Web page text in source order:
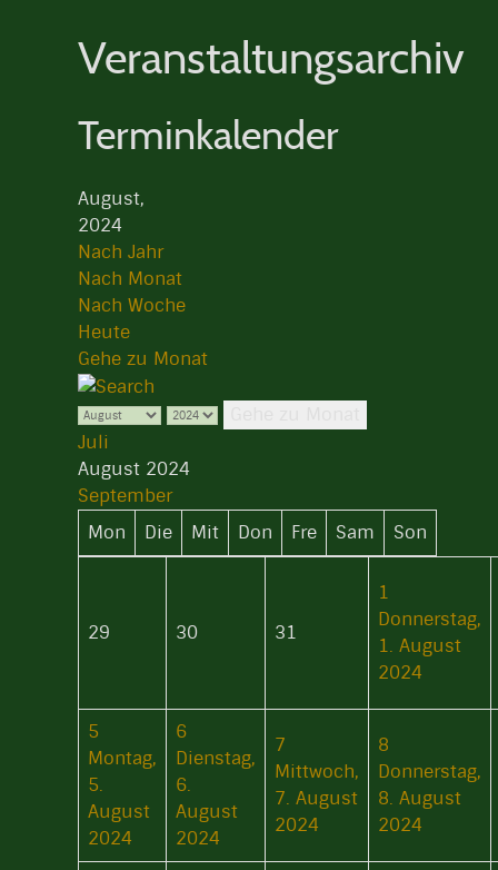
Veranstaltungsarchiv
Terminkalender
August,
2024
Nach Jahr
Nach Monat
Nach Woche
Heute
Gehe zu Monat
Juli
August 2024
September
Mon
Die Mit Don Fre Sam Son
29 30 31
1
Donnerstag,
1. August
2024
5
Montag,
5.
August
2024
6
Dienstag,
6.
August
2024
7
Mittwoch,
7. August
2024
8
Donnerstag,
8. August
2024